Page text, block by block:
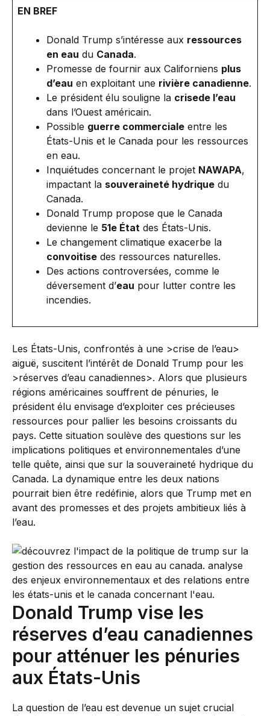
EN BREF
Donald Trump s’intéresse aux ressources
en eau du Canada.
Promesse de fournir aux Californiens plus
d’eau en exploitant une rivière canadienne.
Le président élu souligne la crisede l’eau
dans l’Ouest américain.
Possible guerre commerciale entre les
États-Unis et le Canada pour les ressources
en eau.
Inquiétudes concernant le projet NAWAPA,
impactant la souveraineté hydrique du
Canada.
Donald Trump propose que le Canada
devienne le 51e État des États-Unis.
Le changement climatique exacerbe la
convoitise des ressources naturelles.
Des actions controversées, comme le
déversement d’eau pour lutter contre les
incendies.
Les États-Unis, confrontés à une >crise de l’eau>
aiguë, suscitent l’intérêt de Donald Trump pour les
>réserves d’eau canadiennes>. Alors que plusieurs
régions américaines souffrent de pénuries, le
président élu envisage d’exploiter ces précieuses
ressources pour pallier les besoins croissants du
pays. Cette situation soulève des questions sur les
implications politiques et environnementales d’une
telle quête, ainsi que sur la souveraineté hydrique du
Canada. La dynamique entre les deux nations
pourrait bien être redéfinie, alors que Trump met en
avant des promesses et des projets ambitieux liés à
l’eau.
Donald Trump vise les
réserves d’eau canadiennes
pour atténuer les pénuries
aux États-Unis
La question de l’eau est devenue un sujet crucial